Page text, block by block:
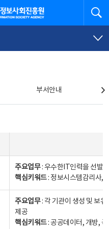
흥원
부서안내
주요업무: 우수한IT인력을 선발
핵심키워드: 정보시스템감리사,
주요업무: 각 기관이 생성 및 보
제공
핵심키워드: 공공데이터, 개방,